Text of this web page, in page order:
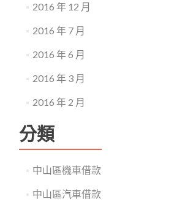
2016 年 12 月
2016 年 7 月
2016 年 6 月
2016 年 3 月
2016 年 2 月
分類
中山區機車借款
中山區汽車借款